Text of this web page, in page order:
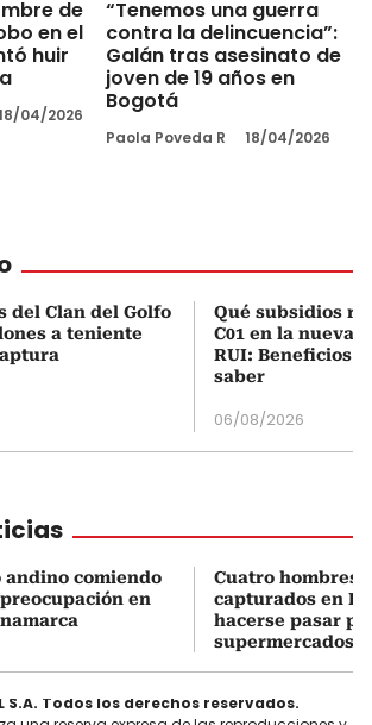
de
en el
huir
04/2026
“Tenemos una guerra
contra la delincuencia”:
Galán tras asesinato de
joven de 19 años en
Bogotá
Paola Poveda R 18/04/2026
del Clan del Golfo
a teniente
Qué subsidios
C01 en la nueva
RUI: Beneficios
saber
06/08/2026
andino comiendo
en
Cuatro hombres
capturados en
hacerse pasar
supermercados
S.A. Todos los derechos reservados.